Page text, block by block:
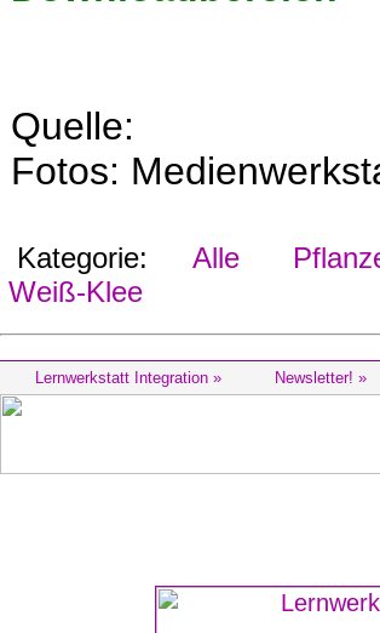
Quelle:
Fotos:
Kategorie: Alle
Weiß-Klee
Lernwerkstatt Integration » Newsletter! »